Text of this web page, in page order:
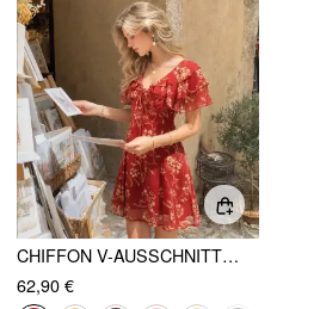
CHIFFON V-AUSSCHNITT DOLMAN BLUMENDRUCK A-LINIEN-KURZKLEID
62,90 €